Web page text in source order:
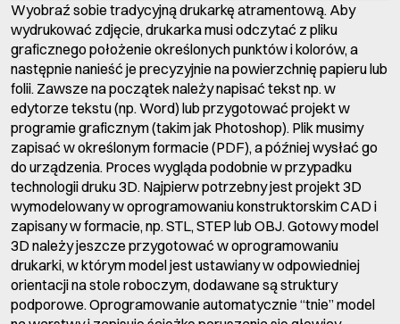
Wyobraź sobie tradycyjną drukarkę atramentową. Aby
wydrukować zdjęcie, drukarka musi odczytać z pliku
graficznego położenie określonych punktów i kolorów, a
następnie nanieść je precyzyjnie na powierzchnię papieru lub
folii. Zawsze na początek należy napisać tekst np. w
edytorze tekstu (np. Word) lub przygotować projekt w
programie graficznym (takim jak Photoshop). Plik musimy
zapisać w określonym formacie (PDF), a później wysłać go
do urządzenia. Proces wygląda podobnie w przypadku
technologii druku 3D. Najpierw potrzebny jest projekt 3D
wymodelowany w oprogramowaniu konstruktorskim CAD i
zapisany w formacie, np. STL, STEP lub OBJ. Gotowy model
3D należy jeszcze przygotować w oprogramowaniu
drukarki, w którym model jest ustawiany w odpowiedniej
orientacji na stole roboczym, dodawane są struktury
podporowe. Oprogramowanie automatycznie “tnie” model